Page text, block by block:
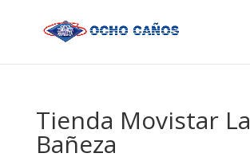
Tienda Movistar La
Bañeza